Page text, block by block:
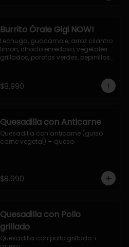
Burrito Órale Gigi NOW!
Lechuga, guacamole, arroz cilantro
limon, choclo enredoso, vegetales
grillados, porotos verdes, pepinillos
$8.990
Quesadilla con Anticarne
Quesadilla con anticarne (guiso
carne vegetal) + queso
$8.990
Quesadilla con Pollo
grillado
Quesadilla con pollo grillado +